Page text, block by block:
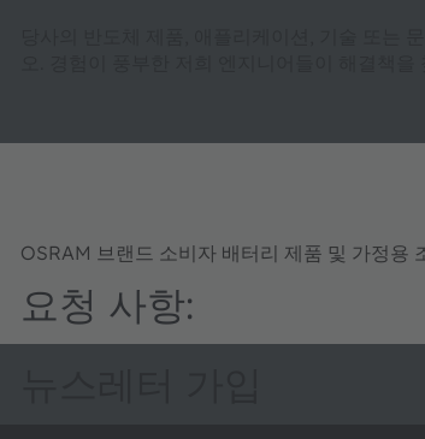
OSRAM 브랜드 소비자 배터리 제품 및 가정용
요청 사항: